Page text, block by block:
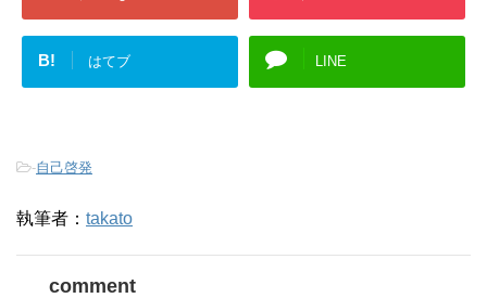
B! はてブ LINE
-自己啓発
執筆者： takato
comment